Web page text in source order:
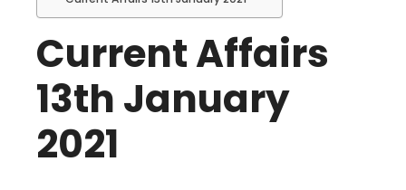
Current Affairs
13th January
2021